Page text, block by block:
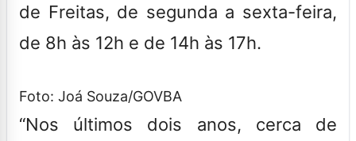
de Freitas, de segunda a sexta-feira,
de 8h às 12h e de 14h às 17h.
Foto: Joá Souza/GOVBA
“Nos últimos dois anos, cerca de